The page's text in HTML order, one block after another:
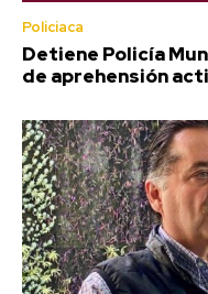
Policiaca
Detiene Policía
de aprehensión